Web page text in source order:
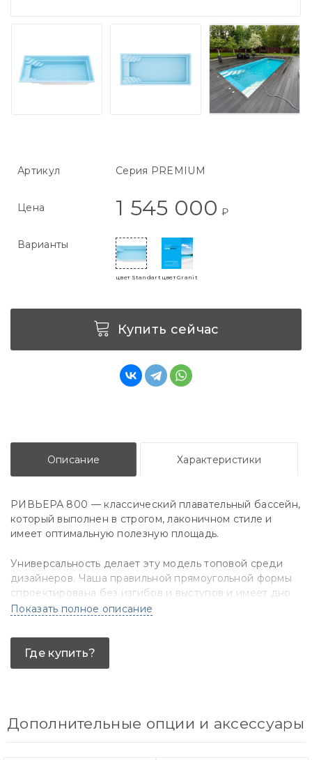
Артикул Серия PREMIUM
Цена 1 545 000 ₽
Варианты
цвет Standart цвет Granit
Купить сейчас
Описание Характеристики
РИВЬЕРА 800 — классический плавательный бассейн,
который выполнен в строгом, лаконичном стиле и
имеет оптимальную полезную площадь.
Универсальность делает эту модель топовой среди
дизайнеров. Чаша правильной прямоугольной формы
спроектирована без изгибов и выступов и имеет дно
без наклона. Это позволяет максимально использовать
плавания, занятий аэробикой и подвижных игр.
Сдержанный дизайн модели дополняют ступени с
максимальным комфортом.
Показать полное описание
Где купить?
Дополнительные опции и аксессуары